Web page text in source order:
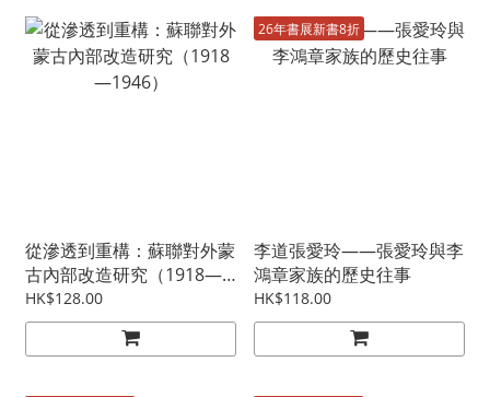
從滲透到重構：蘇聯對外蒙
古內部改造研究（1918—
1946）
HK$128.00
26年書展新書8折
李道張愛玲——張愛玲與李
鴻章家族的歷史往事
HK$118.00